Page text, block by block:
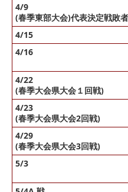
4/9
(春季東部大会)代表決定戦敗
4/15
4/16
4/22
(春季大会県大会１回戦)
4/23
(春季大会県大会2回戦)
4/29
(春季大会県大会3回戦)
5/3